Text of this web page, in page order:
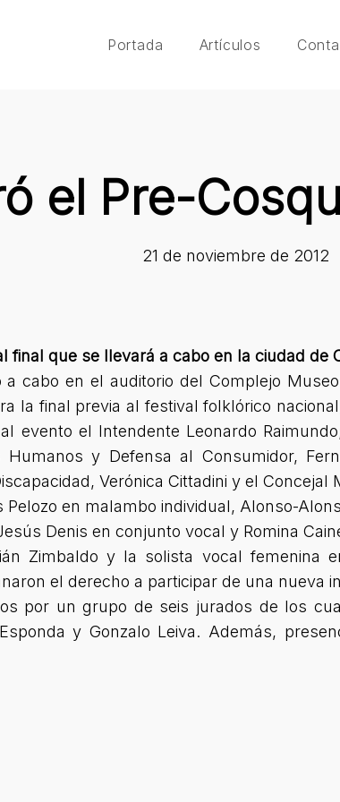
Portada Artículos
el Pre-
21 de noviembre de 2012
final que se llevará a cabo en la ciudad de
cabo en el auditorio del Complejo
la final previa al festival folklórico
evento el Intendente Leonardo
Humanos y Defensa al Consumidor,
Verónica Cittadini y el Concejal
en malambo individual, Alonso-
Denis en conjunto vocal y Romina
Zimbaldo y la solista vocal femenina
el derecho a participar de una nueva
por un grupo de seis jurados de los
y Gonzalo Leiva. Además,